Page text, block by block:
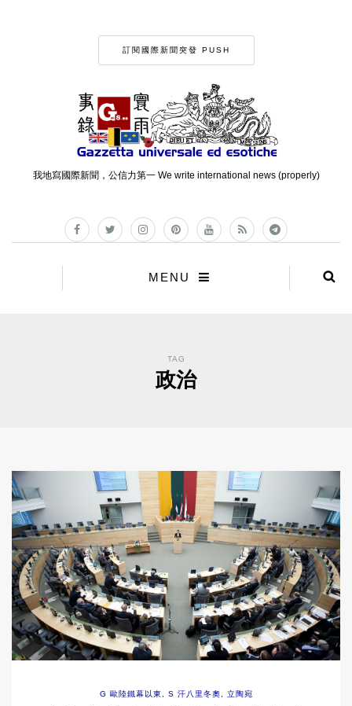
訂閱國際新聞突發 PUSH
我地寫國際新聞，公信力第一 We write international news (properly)
MENU
TAG
政治
G 歐陸鐵幕以東, S 汗八里冬奧, 立陶宛